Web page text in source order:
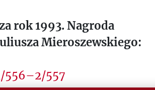
rok 1993. Nagroda
Mieroszewskiego:
556–2/557